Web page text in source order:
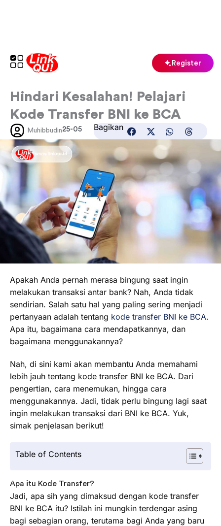
Register
Hindari Kesalahan! Pelajari
Kode Transfer BNI ke BCA
Muhibbudin25-05 Bagikan
Apakah Anda pernah merasa bingung saat ingin
melakukan transaksi antar bank? Nah, Anda tidak
sendirian. Salah satu hal yang paling sering menjadi
pertanyaan adalah tentang kode transfer BNI ke BCA.
Apa itu, bagaimana cara mendapatkannya, dan
bagaimana menggunakannya?
Nah, di sini kami akan membantu Anda memahami
lebih jauh tentang kode transfer BNI ke BCA. Dari
pengertian, cara menemukan, hingga cara
menggunakannya. Jadi, tidak perlu bingung lagi saat
ingin melakukan transaksi dari BNI ke BCA. Yuk,
simak penjelasan berikut!
Table of Contents
Apa itu Kode Transfer?
Jadi, apa sih yang dimaksud dengan kode transfer
BNI ke BCA itu? Istilah ini mungkin terdengar asing
bagi sebagian orang, terutama bagi Anda yang baru